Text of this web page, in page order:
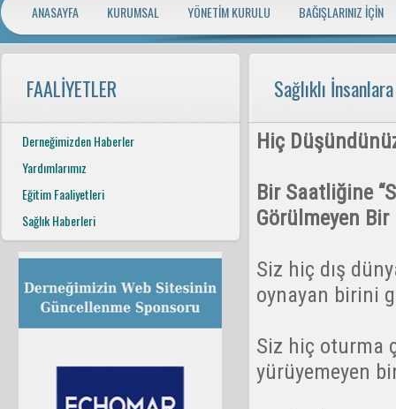
ANASAYFA KURUMSAL YÖNETİM KURULU BAĞIŞLARINIZ İÇİN
FAALİYETLER
Derneğimizden Haberler
Yardımlarımız
Eğitim Faaliyetleri
Sağlık Haberleri
Sağlıklı İnsanlara
Hiç
Bir Saatliğine
Görülmeyen
Siz hiç dış
oynayan birini
Siz hiç oturma
yürüyemeyen